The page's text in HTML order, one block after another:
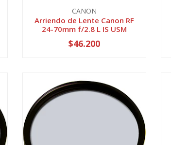
CANON
Arriendo de Lente Canon RF
24-70mm f/2.8 L IS USM
$46.200